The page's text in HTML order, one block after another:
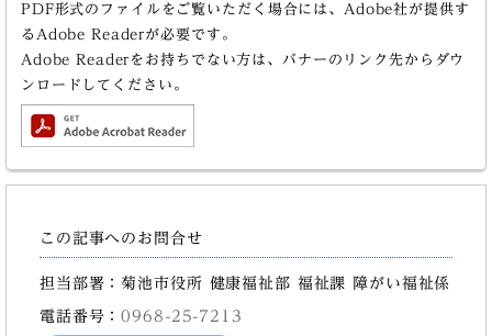
PDF形式のファイルをご覧いただく場合には、Adobe社が提供す
るAdobe Readerが必要です。
Adobe Readerをお持ちでない方は、バナーのリンク先からダウ
ンロードしてください。
この記事へのお問合せ
担当部署：菊池市役所 健康福祉部 福祉課 障がい福祉係
電話番号：0968-25-7213